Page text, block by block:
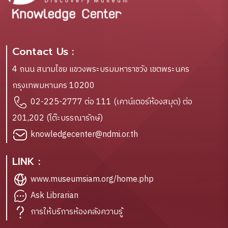
Contact Us :
4 ถนน สนามไชย แขวงพระบรมมหาราชวัง เขตพระนคร
กรุงเทพมหานคร 10200
02-225-2777 ต่อ 111 (เคาน์เตอร์ห้องสมุด) ต่อ
201,202 (โต๊ะบรรณารักษ์)
knowledgecenter@ndmi.or.th
LINK :
www.museumsiam.org/home.php
Ask Librarian
การให้บริการห้องคลังความรู้